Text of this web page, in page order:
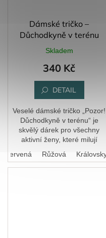
Dámské tričko –
Důchodkyně v terénu
Skladem
340 Kč
DETAIL
Veselé dámské tričko „Pozor!
Důchodkyně v terénu“ je
skvělý dárek pro všechny
aktivní ženy, které milují
Lehký a pohodlný materiál se
příjemně nosí...
Červená Růžová
Bílá Černá